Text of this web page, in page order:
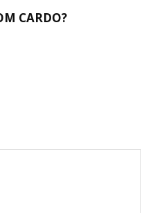
CARDO?